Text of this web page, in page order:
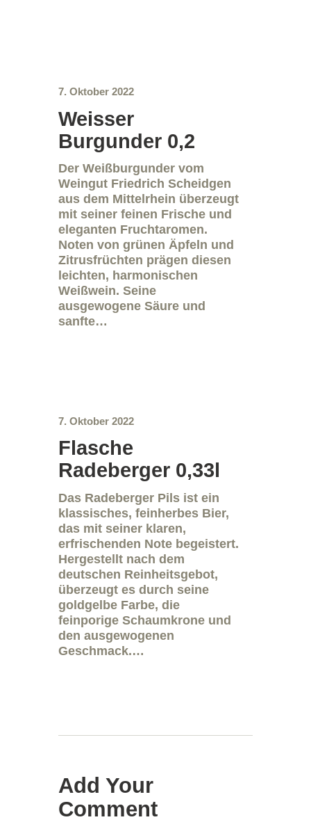
7. Oktober 2022
Weisser
Burgunder 0,2
Der Weißburgunder vom
Weingut Friedrich Scheidgen
aus dem Mittelrhein überzeugt
mit seiner feinen Frische und
eleganten Fruchtaromen.
Noten von grünen Äpfeln und
Zitrusfrüchten prägen diesen
leichten, harmonischen
Weißwein. Seine
ausgewogene Säure und
sanfte…
7. Oktober 2022
Flasche
Radeberger 0,33l
Das Radeberger Pils ist ein
klassisches, feinherbes Bier,
das mit seiner klaren,
erfrischenden Note begeistert.
Hergestellt nach dem
deutschen Reinheitsgebot,
überzeugt es durch seine
goldgelbe Farbe, die
feinporige Schaumkrone und
den ausgewogenen
Geschmack.…
Add Your
Comment